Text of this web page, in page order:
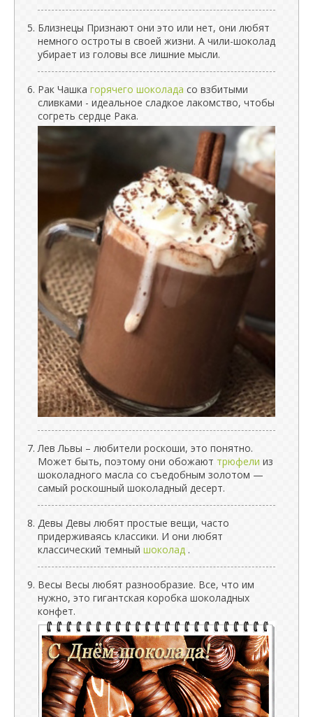
Близнецы Признают они это или нет, они любят
немного остроты в своей жизни. А чили-шоколад
убирает из головы все лишние мысли.
Рак Чашка горячего шоколада со взбитыми
сливками - идеальное сладкое лакомство, чтобы
согреть сердце Рака.
Лев Львы – любители роскоши, это понятно.
Может быть, поэтому они обожают трюфели из
шоколадного масла со съедобным золотом —
самый роскошный шоколадный десерт.
Девы Девы любят простые вещи, часто
придерживаясь классики. И они любят
классический темный шоколад .
Весы Весы любят разнообразие. Все, что им
нужно, это гигантская коробка шоколадных
конфет.